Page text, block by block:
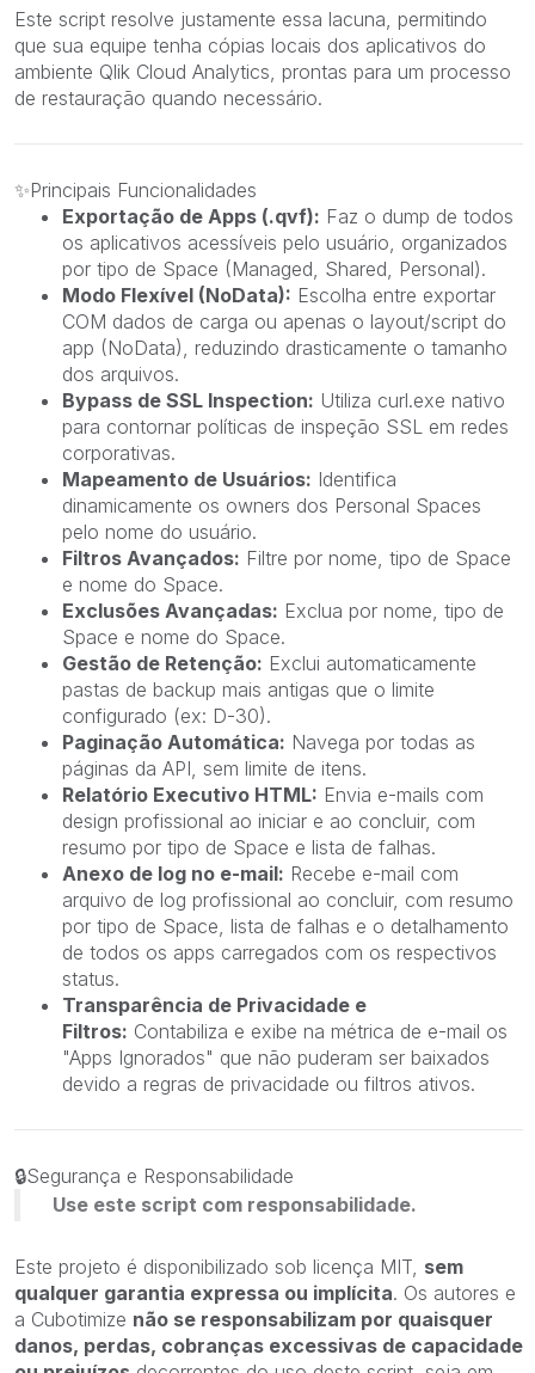
Este script resolve justamente essa lacuna, permitindo
que sua equipe tenha cópias locais dos aplicativos do
ambiente Qlik Cloud Analytics, prontas para um processo
de restauração quando necessário.
✨Principais Funcionalidades
Exportação de Apps (.qvf): Faz o dump de todos
os aplicativos acessíveis pelo usuário, organizados
por tipo de Space (Managed, Shared, Personal).
Modo Flexível (NoData): Escolha entre exportar
COM dados de carga ou apenas o layout/script do
app (NoData), reduzindo drasticamente o tamanho
dos arquivos.
Bypass de SSL Inspection: Utiliza curl.exe nativo
para contornar políticas de inspeção SSL em redes
corporativas.
Mapeamento de Usuários: Identifica
dinamicamente os owners dos Personal Spaces
pelo nome do usuário.
Filtros Avançados: Filtre por nome, tipo de Space
e nome do Space.
Exclusões Avançadas: Exclua por nome, tipo de
Space e nome do Space.
Gestão de Retenção: Exclui automaticamente
pastas de backup mais antigas que o limite
configurado (ex: D-30).
Paginação Automática: Navega por todas as
páginas da API, sem limite de itens.
Relatório Executivo HTML: Envia e-mails com
design profissional ao iniciar e ao concluir, com
resumo por tipo de Space e lista de falhas.
Anexo de log no e-mail: Recebe e-mail com
arquivo de log profissional ao concluir, com resumo
por tipo de Space, lista de falhas e o detalhamento
de todos os apps carregados com os respectivos
status.
Transparência de Privacidade e
Filtros: Contabiliza e exibe na métrica de e-mail os
"Apps Ignorados" que não puderam ser baixados
devido a regras de privacidade ou filtros ativos.
🔒Segurança e Responsabilidade
Use este script com responsabilidade.
Este projeto é disponibilizado sob licença MIT, sem
qualquer garantia expressa ou implícita. Os autores e
a Cubotimize não se responsabilizam por quaisquer
danos, perdas, cobranças excessivas de capacidade